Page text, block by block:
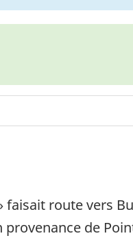
faisait route vers
de